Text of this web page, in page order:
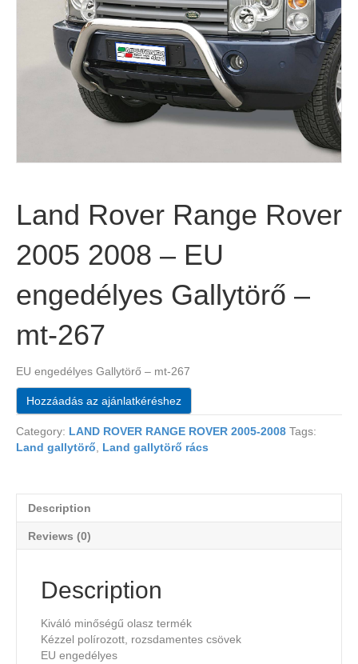
Land Rover Range Rover
2005 2008 – EU
engedélyes Gallytörő –
mt-267
EU engedélyes Gallytörő – mt-267
Hozzáadás az ajánlatkéréshez
Category: LAND ROVER RANGE ROVER 2005-2008 Tags:
Land gallytörő, Land gallytörő rács
Description
Reviews (0)
Description
Kiváló minőségű olasz termék
Kézzel polírozott, rozsdamentes csövek
EU engedélyes